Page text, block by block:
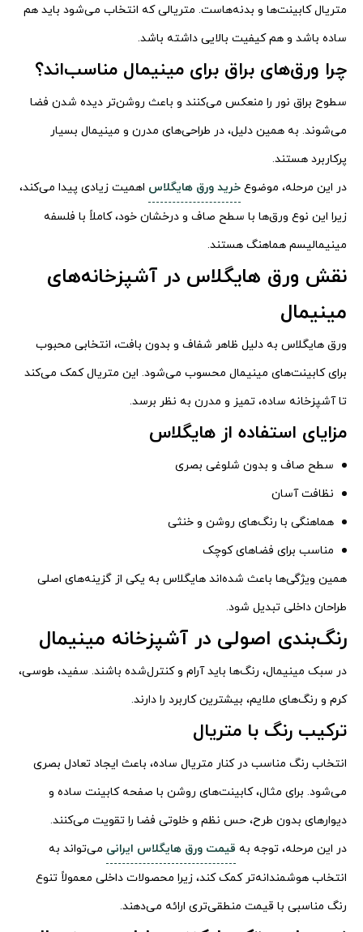
متریال کابینت‌ها و بدنه‌هاست. متریالی که انتخاب می‌شود باید هم
ساده باشد و هم کیفیت بالایی داشته باشد.
چرا ورق‌های براق برای مینیمال مناسب‌اند؟
سطوح براق نور را منعکس می‌کنند و باعث روشن‌تر دیده شدن فضا
می‌شوند. به همین دلیل، در طراحی‌های مدرن و مینیمال بسیار
پرکاربرد هستند.
در این مرحله، موضوع خرید ورق هایگلاس اهمیت زیادی پیدا می‌کند،
زیرا این نوع ورق‌ها با سطح صاف و درخشان خود، کاملاً با فلسفه
مینیمالیسم هماهنگ هستند.
نقش ورق هایگلاس در آشپزخانه‌های
مینیمال
ورق هایگلاس به دلیل ظاهر شفاف و بدون بافت، انتخابی محبوب
برای کابینت‌های مینیمال محسوب می‌شود. این متریال کمک می‌کند
تا آشپزخانه ساده، تمیز و مدرن به نظر برسد.
مزایای استفاده از هایگلاس
سطح صاف و بدون شلوغی بصری
نظافت آسان
هماهنگی با رنگ‌های روشن و خنثی
مناسب برای فضاهای کوچک
همین ویژگی‌ها باعث شده‌اند هایگلاس به یکی از گزینه‌های اصلی
طراحان داخلی تبدیل شود.
رنگ‌بندی اصولی در آشپزخانه مینیمال
در سبک مینیمال، رنگ‌ها باید آرام و کنترل‌شده باشند. سفید، طوسی،
کرم و رنگ‌های ملایم، بیشترین کاربرد را دارند.
ترکیب رنگ با متریال
انتخاب رنگ مناسب در کنار متریال ساده، باعث ایجاد تعادل بصری
می‌شود. برای مثال، کابینت‌های روشن با صفحه کابینت ساده و
دیوارهای بدون طرح، حس نظم و خلوتی فضا را تقویت می‌کنند.
در این مرحله، توجه به قیمت ورق هایگلاس ایرانی می‌تواند به
انتخاب هوشمندانه‌تر کمک کند، زیرا محصولات داخلی معمولاً تنوع
رنگ مناسبی با قیمت منطقی‌تری ارائه می‌دهند.